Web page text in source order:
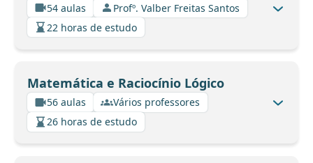
54 aulas
Profº. Valber Freitas Santos
22 horas de estudo
Matemática e Raciocínio Lógico
56 aulas
Vários professores
26 horas de estudo